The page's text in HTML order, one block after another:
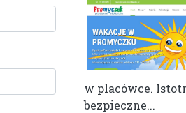
w placówce.
bezpieczne...